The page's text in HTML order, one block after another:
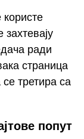
користе
ради
страница
се третира са
попут